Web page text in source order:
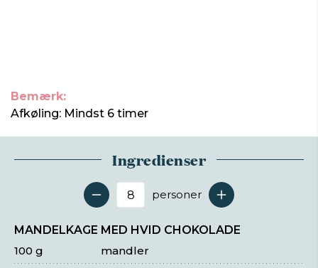
Bemærk:
Afkøling: Mindst 6 timer
Ingredienser
Antal serveringer
personer
MANDELKAGE MED HVID CHOKOLADE
mandler
100 g